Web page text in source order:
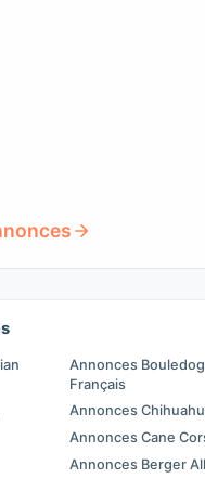
Annonces
Français
Annonces
Annonces Cane
Annonces Berger